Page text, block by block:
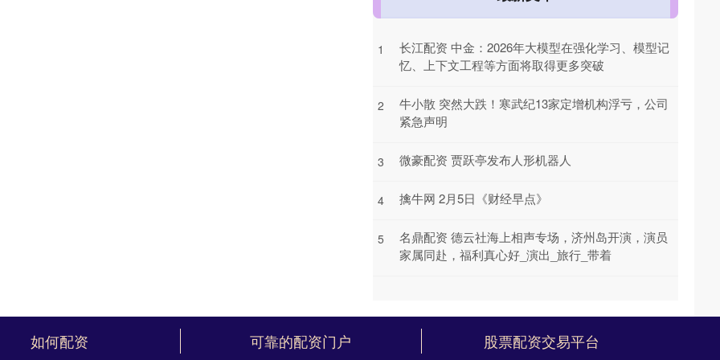
1
长江配资 中金：2026年大模型在强化学习、模型记
忆、上下文工程等方面将取得更多突破
2
牛小散 突然大跌！寒武纪13家定增机构浮亏，公司
紧急声明
3 微豪配资 贾跃亭发布人形机器人
4 擒牛网 2月5日《财经早点》
5
名鼎配资 德云社海上相声专场，济州岛开演，演员
家属同赴，福利真心好_演出_旅行_带着
如何配资 可靠的配资门户 股票配资交易平台